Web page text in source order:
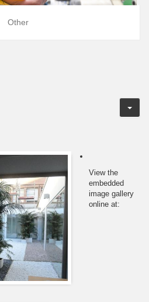
Other
View the
embedded
image gallery
online at: